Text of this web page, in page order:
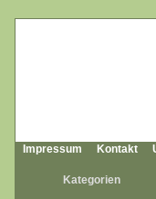
Impressum Kontakt
Kategorien